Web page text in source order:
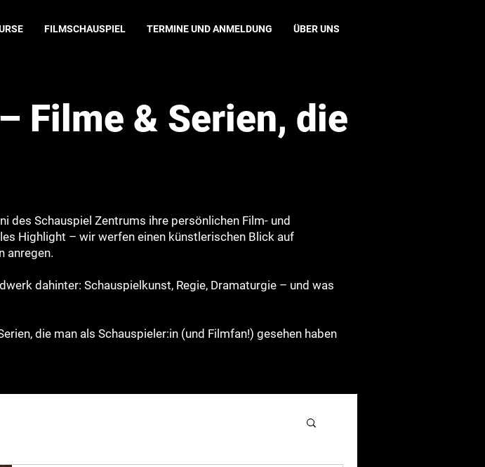
FILMSCHAUSPIEL TERMINE UND ANMELDUNG ÜBER UNS
Filme & Serien, die
des Schauspiel Zentrums ihre persönlichen Film- und
Highlight – wir werfen einen künstlerischen Blick auf
anregen.
dahinter: Schauspielkunst, Regie, Dramaturgie – und was
die man als Schauspieler:in (und Filmfan!) gesehen haben